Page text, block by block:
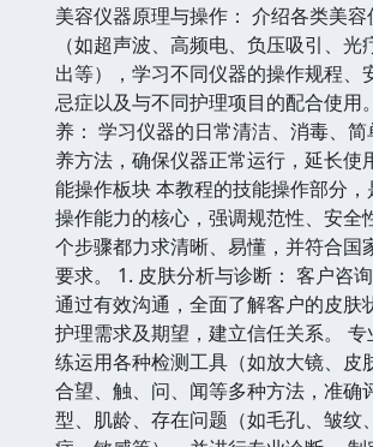
美容仪器原理与操作： 介绍各类美
（如超声波、高频电、负压吸引、
出等），学习不同仪器的操作规程、
忌症以及与不同护理项目的配合使用
养： 学习仪器的日常清洁、消毒、
养方法，确保仪器正常运行，延长使
能操作板块 本教程的技能操作部分
操作能力的核心，强调规范性、安全
个步骤都力求清晰、易懂，并符合国
要求。 1. 皮肤分析与诊断： 客户咨
通过有效沟通，全面了解客户的皮肤
护理需求及期望，建立信任关系。
练运用各种检测工具（如放大镜、皮
合望、触、问、闻等多种方法，准确
型、肌龄、存在问题（如毛孔、皱纹